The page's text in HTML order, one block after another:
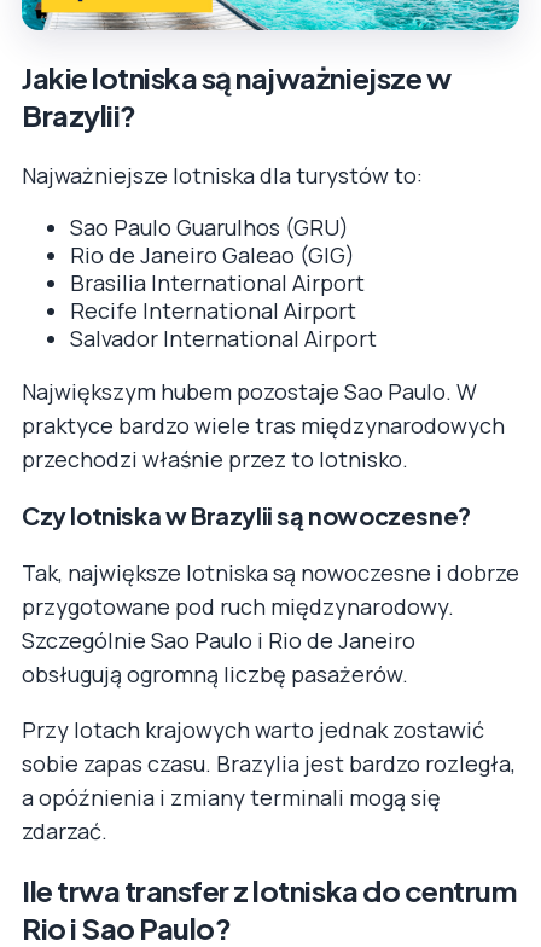
Jakie lotniska są najważniejsze w
Brazylii?
Najważniejsze lotniska dla turystów to:
Sao Paulo Guarulhos (GRU)
Rio de Janeiro Galeao (GIG)
Brasilia International Airport
Recife International Airport
Salvador International Airport
Największym hubem pozostaje Sao Paulo. W
praktyce bardzo wiele tras międzynarodowych
przechodzi właśnie przez to lotnisko.
Czy lotniska w Brazylii są nowoczesne?
Tak, największe lotniska są nowoczesne i dobrze
przygotowane pod ruch międzynarodowy.
Szczególnie Sao Paulo i Rio de Janeiro
obsługują ogromną liczbę pasażerów.
Przy lotach krajowych warto jednak zostawić
sobie zapas czasu. Brazylia jest bardzo rozległa,
a opóźnienia i zmiany terminali mogą się
zdarzać.
Ile trwa transfer z lotniska do centrum
Rio i Sao Paulo?